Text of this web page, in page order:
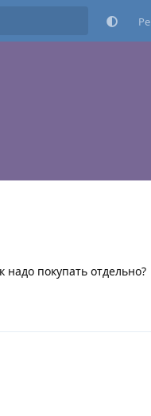
покупать отдельно?